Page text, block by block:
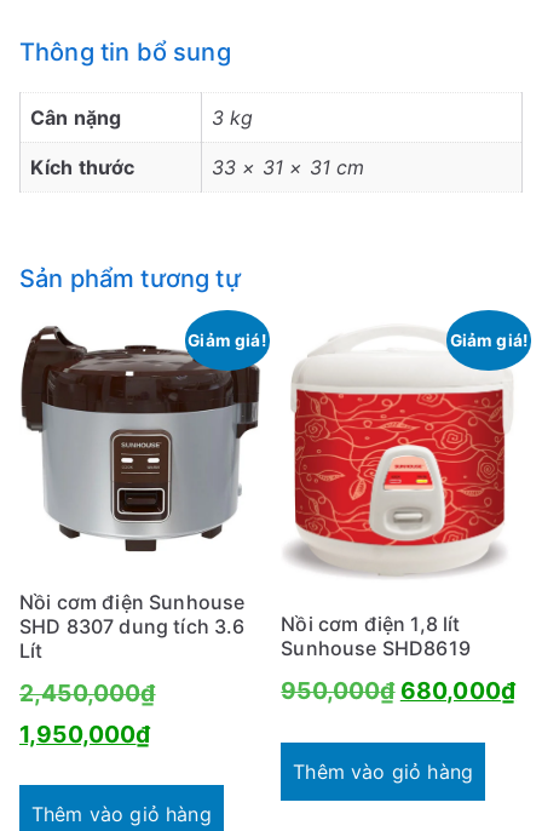
Thông tin bổ sung
Cân nặng 3 kg
Kích thước 33 × 31 × 31 cm
Sản phẩm tương tự
Giảm giá!
Nồi cơm điện Sunhouse
SHD 8307 dung tích 3.6
Lít
2,450,000₫Giá
2,450,000₫.
1,950,000₫Giá
tại
Thêm vào giỏ hàng
Giảm giá!
Nồi cơm điện 1,8 lít
Sunhouse SHD8619
950,000₫ Giá
là:
680,000₫
Thêm vào giỏ hàng